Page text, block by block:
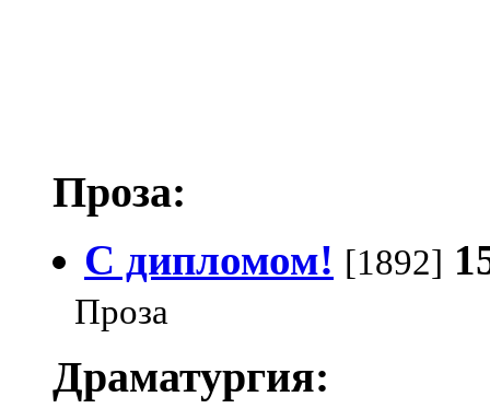
Проза:
С дипломом! [1892]
Проза
Драматургия: